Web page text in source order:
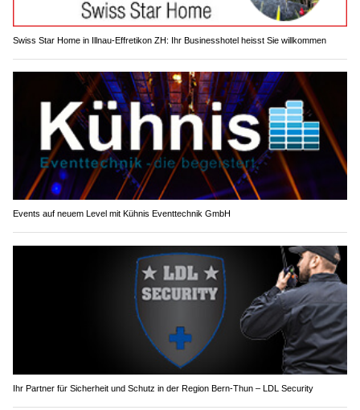
Swiss Star Home in Illnau-Effretikon ZH: Ihr Businesshotel heisst Sie willkommen
Events auf neuem Level mit Kühnis Eventtechnik GmbH